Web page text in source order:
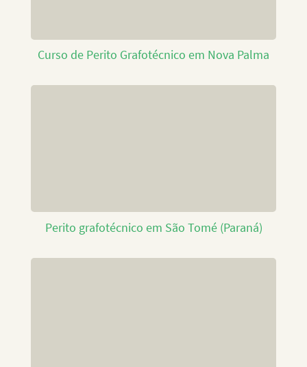
Curso de Perito Grafotécnico em Nova Palma
Perito grafotécnico em São Tomé (Paraná)